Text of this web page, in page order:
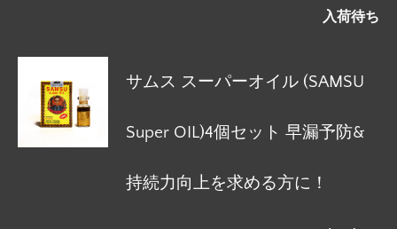
入荷待ち
サムス スーパーオイル (SAMSU
Super OIL)4個セット 早漏予防&
持続力向上を求める方に！